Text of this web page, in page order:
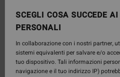
SCEGLI COSA SUCCEDE
PERSONALI
In collaborazione con i nostri partner,
sistemi equivalenti per salvare e/o
tuo dispositivo. Tali informazioni
navigazione e il tuo indirizzo IP)